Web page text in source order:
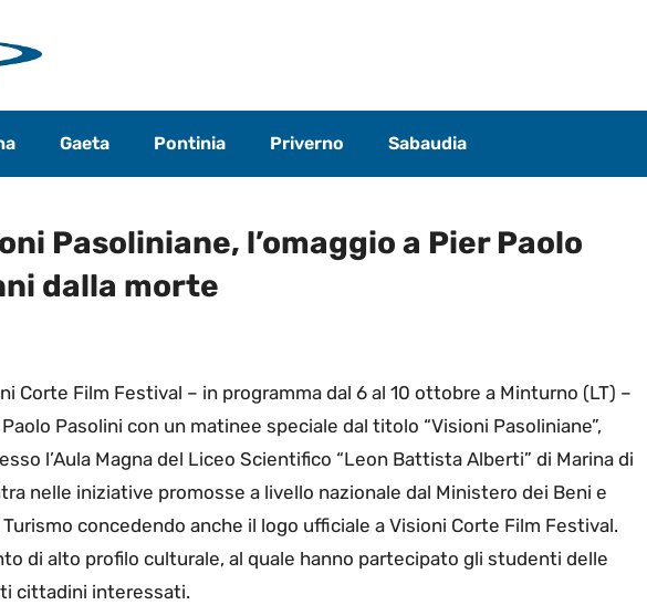
Gaeta Pontinia Priverno Sabaudia
Pasoliniane, l’omaggio a Pier Paolo
dalla morte
Corte Film Festival – in programma dal 6 al 10 ottobre a Minturno (LT) –
Pasolini con un matinee speciale dal titolo “Visioni Pasoliniane”,
l’Aula Magna del Liceo Scientifico “Leon Battista Alberti” di Marina di
nelle iniziative promosse a livello nazionale dal Ministero dei Beni e
concedendo anche il logo ufficiale a Visioni Corte Film Festival.
di alto profilo culturale, al quale hanno partecipato gli studenti delle
cittadini interessati.